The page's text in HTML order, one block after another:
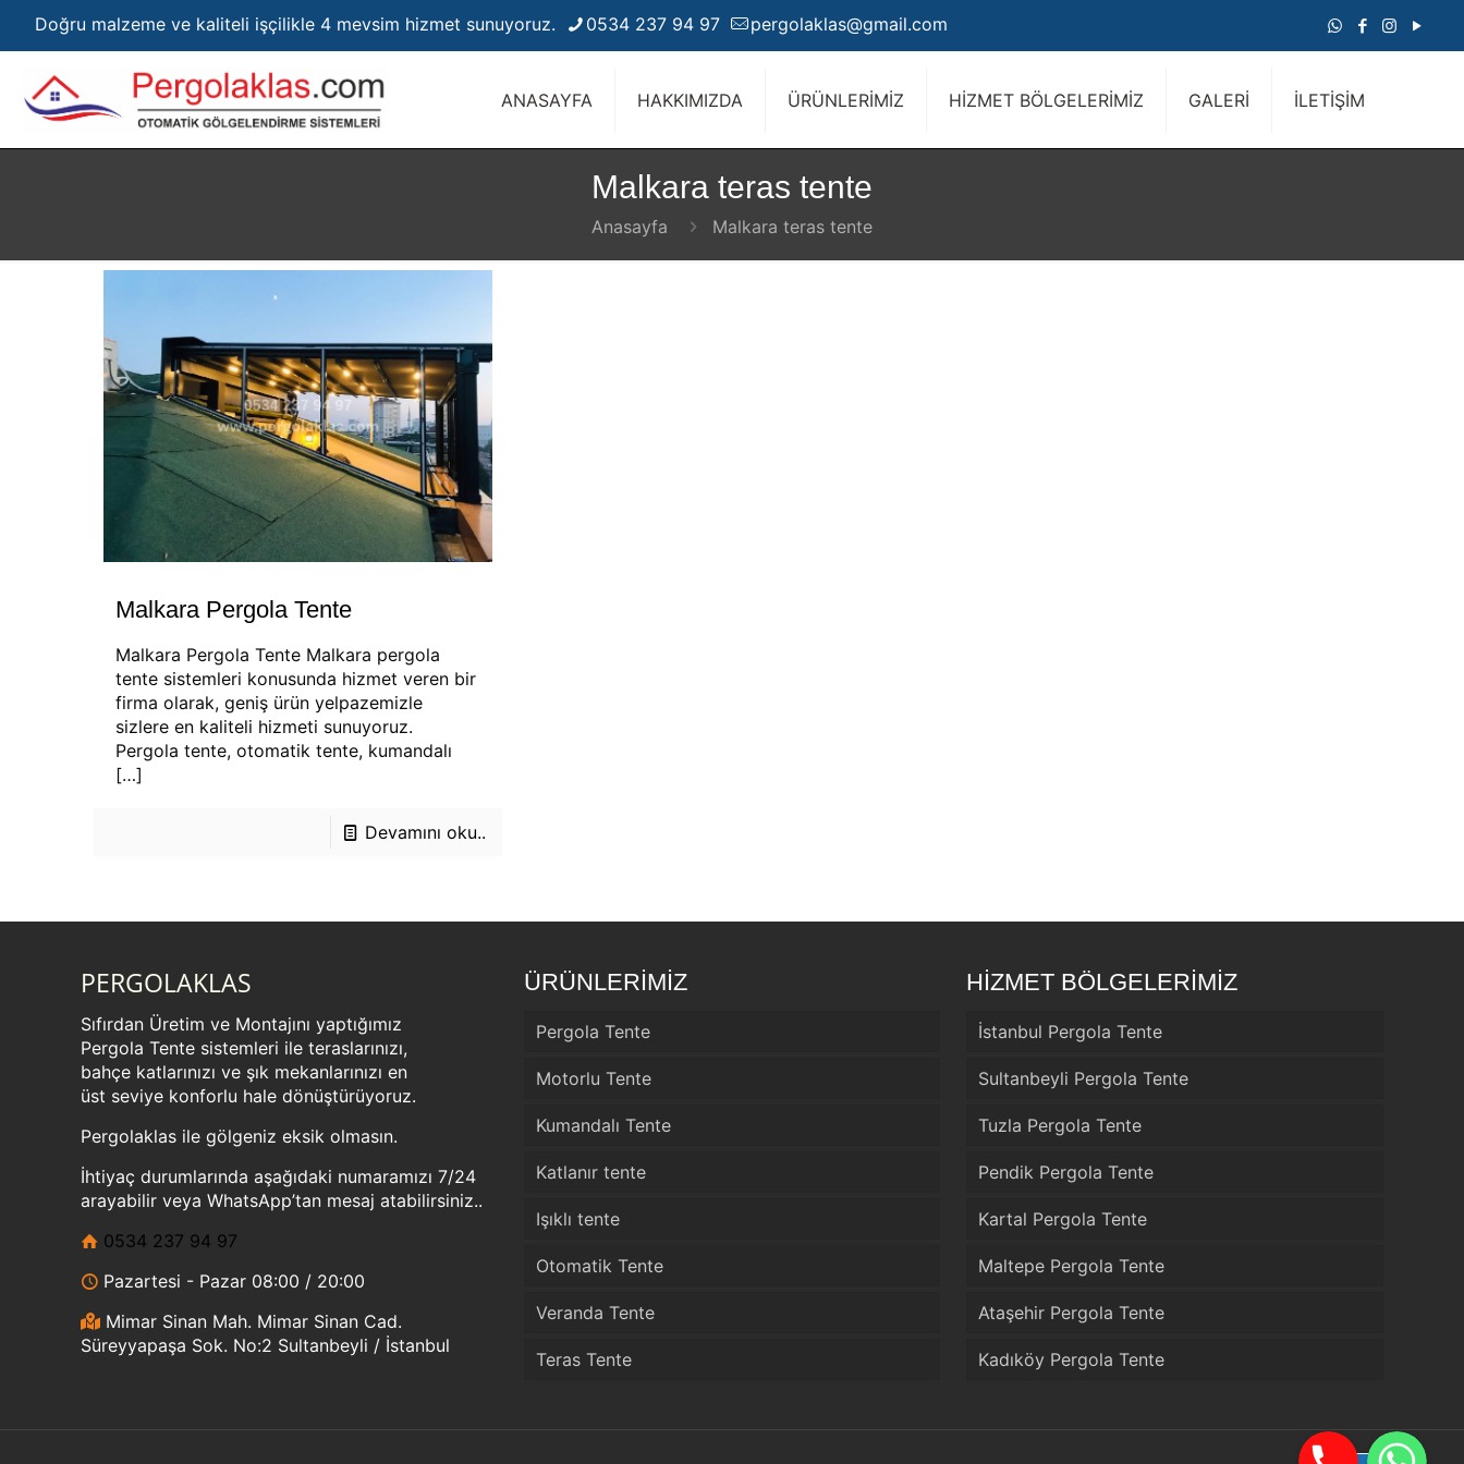
Doğru malzeme ve kaliteli işçilikle 4 mevsim hizmet sunuyoruz. 0534 237 94 97 pergolaklas@gmail.com
ANASAYFA HAKKIMIZDA ÜRÜNLERİMİZ HİZMET BÖLGELERİMİZ GALERİ İLETİŞİM
Malkara teras tente
Anasayfa Malkara teras tente
Malkara Pergola Tente
Malkara Pergola Tente Malkara pergola
tente sistemleri konusunda hizmet veren bir
firma olarak, geniş ürün yelpazemizle
sizlere en kaliteli hizmeti sunuyoruz.
Pergola tente, otomatik tente, kumandalı
[…]
Devamını oku..
PERGOLAKLAS
Sıfırdan Üretim ve Montajını yaptığımız
Pergola Tente sistemleri ile teraslarınızı,
bahçe katlarınızı ve şık mekanlarınızı en
üst seviye konforlu hale dönüştürüyoruz.
Pergolaklas ile gölgeniz eksik olmasın.
İhtiyaç durumlarında aşağıdaki numaramızı 7/24
arayabilir veya WhatsApp’tan mesaj atabilirsiniz..
0534 237 94 97
Pazartesi - Pazar 08:00 / 20:00
Mimar Sinan Mah. Mimar Sinan Cad.
Süreyyapaşa Sok. No:2 Sultanbeyli / İstanbul
ÜRÜNLERİMİZ
Pergola Tente
Motorlu Tente
Kumandalı Tente
Katlanır tente
Işıklı tente
Otomatik Tente
Veranda Tente
Teras Tente
HİZMET BÖLGELERİMİZ
İstanbul Pergola Tente
Sultanbeyli Pergola Tente
Tuzla Pergola Tente
Pendik Pergola Tente
Kartal Pergola Tente
Maltepe Pergola Tente
Ataşehir Pergola Tente
Kadıköy Pergola Tente
Telefon WhatsApp